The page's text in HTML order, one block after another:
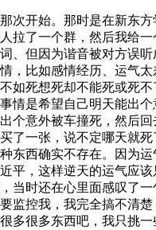
次开始。那时是在新东
拉了一个群，然后我给
但因为谐音被对方误
，比如感情经历、运气
如死想死却不能死或死
情是希望自己明天能出
意外被车撞死，然后
一张，说不定哪天就
东西确实不存在。因为
平，这样逆天的运气应
当时还在心里面感叹了
监控我，我完全搞不清
多很多东西吧，我只挑